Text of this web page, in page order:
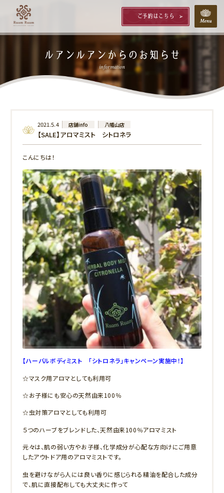
ご予約はこちら
ルアンルアンからのお知らせ
information
2021.5.4 店舗info 八幡山店
【SALE】アロマミスト シトロネラ
こんにちは！
【ハーバルボディミスト 「シトロネラ」キャンペーン実施中！】
☆マスク用アロマとしても利用可
☆お子様にも安心の天然由来100％
☆虫対策アロマとしても利用可
５つのハーブをブレンドした、天然由来100％アロマミスト
元々は、肌の弱い方やお子様、化学成分が心配な方向けにご用意
したアウトドア用のアロマミストです。
虫を避けながら人には良い香りに感じられる精油を配合した成分
で、肌に直接配布しても大丈夫に作って